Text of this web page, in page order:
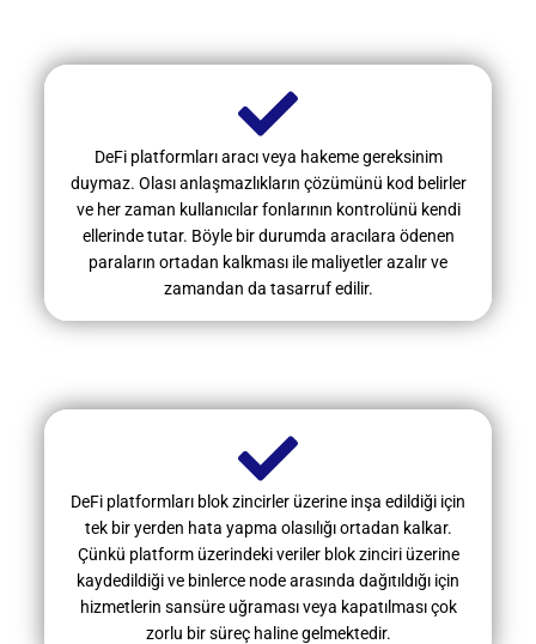
DeFi platformları aracı veya hakeme gereksinim
duymaz. Olası anlaşmazlıkların çözümünü kod belirler
ve her zaman kullanıcılar fonlarının kontrolünü kendi
ellerinde tutar. Böyle bir durumda aracılara ödenen
paraların ortadan kalkması ile maliyetler azalır ve
zamandan da tasarruf edilir.
DeFi platformları blok zincirler üzerine inşa edildiği için
tek bir yerden hata yapma olasılığı ortadan kalkar.
Çünkü platform üzerindeki veriler blok zinciri üzerine
kaydedildiği ve binlerce node arasında dağıtıldığı için
hizmetlerin sansüre uğraması veya kapatılması çok
zorlu bir süreç haline gelmektedir.